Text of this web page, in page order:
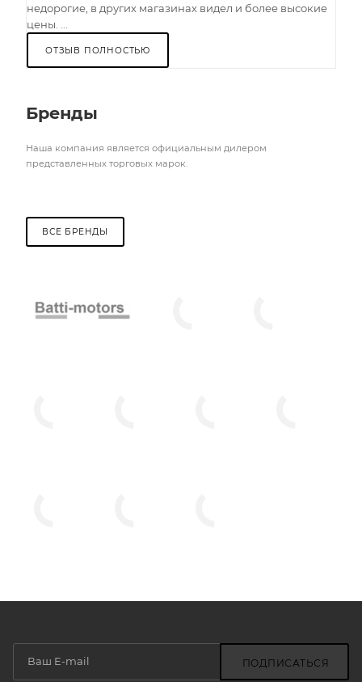
недорогие, в других магазинах видел и более высокие
цены. ...
ОТЗЫВ ПОЛНОСТЬЮ
Бренды
Наша компания является официальным дилером
представленных торговых марок.
ВСЕ БРЕНДЫ
ПОДПИСАТЬСЯ